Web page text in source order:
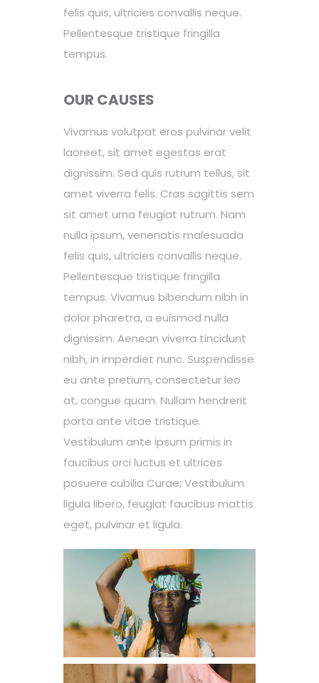
felis quis, ultricies convallis neque.
Pellentesque tristique fringilla
tempus.
OUR CAUSES
Vivamus volutpat eros pulvinar velit
laoreet, sit amet egestas erat
dignissim. Sed quis rutrum tellus, sit
amet viverra felis. Cras sagittis sem
sit amet urna feugiat rutrum. Nam
nulla ipsum, venenatis malesuada
felis quis, ultricies convallis neque.
Pellentesque tristique fringilla
tempus. Vivamus bibendum nibh in
dolor pharetra, a euismod nulla
dignissim. Aenean viverra tincidunt
nibh, in imperdiet nunc. Suspendisse
eu ante pretium, consectetur leo
at, congue quam. Nullam hendrerit
porta ante vitae tristique.
Vestibulum ante ipsum primis in
faucibus orci luctus et ultrices
posuere cubilia Curae; Vestibulum
ligula libero, feugiat faucibus mattis
eget, pulvinar et ligula.